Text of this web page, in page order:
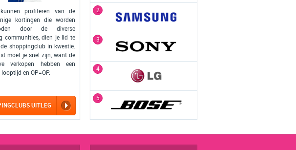
profiteren van de
kortingen die worden
door de diverse
communities, dien je lid te
shoppingclub in kwestie.
moet je snel zijn, want de
verkopen hebben een
looptijd en OP=OP.
UITLEG
2
3
4
5